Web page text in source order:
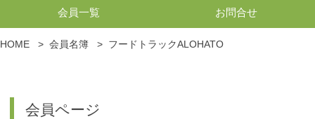
会員一覧 お問合せ
HOME > 会員名簿 > フードトラックALOHATO
会員ページ